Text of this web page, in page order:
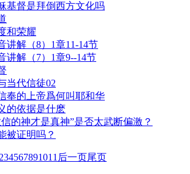
基督是拜倒西方文化吗
和荣耀
讲解（8）1章11-14节
讲解（7）1章9--14节
当代信徒02
奉的上帝爲何叫耶和华
的依据是什麽
的神才是真神”是否太武断偏激？
被证明吗？
234567891011 后一页尾页